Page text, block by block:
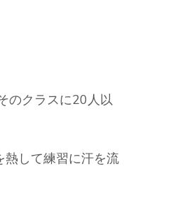
のクラスに20人以
熱して練習に汗を流